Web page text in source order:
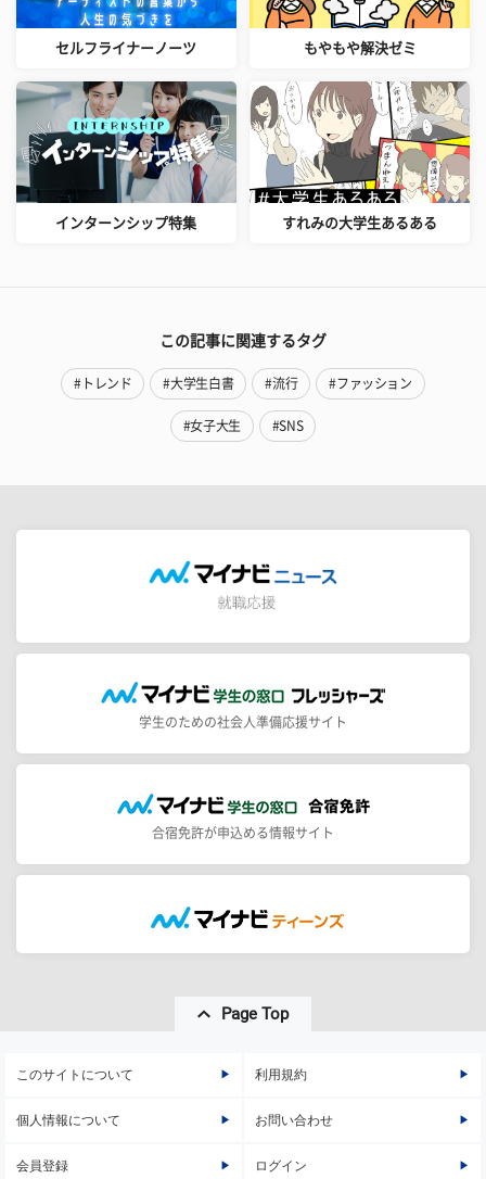
セルフライナーノーツ もやもや解決ゼミ
インターンシップ特集 すれみの大学生あるある
この記事に関連するタグ
#トレンド #大学生白書 #流行 #ファッション
#女子大生 #SNS
学生のための社会人準備応援サイト
合宿免許が申込める情報サイト
Page Top
このサイトについて 利用規約
個人情報について お問い合わせ
会員登録 ログイン